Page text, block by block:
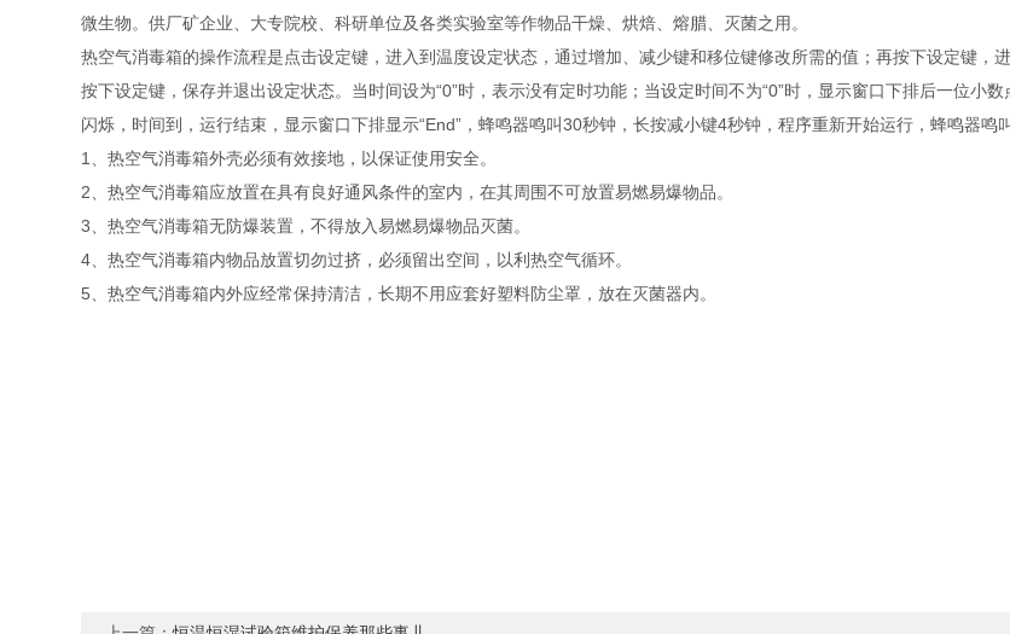
微生物。供厂矿企业、大专院校、科研单位及各类实验室等作物品干燥、烘焙、熔腊、灭菌之用。
热空气消毒箱的操作流程是点击设定键，进入到温度设定状态，通过增加、减少键和移位键修改所需的值；再按下设定键，
按下设定键，保存并退出设定状态。当时间设为“0”时，表示没有定时功能；当设定时间不为“0”时，显示窗口下排后一位小
闪烁，时间到，运行结束，显示窗口下排显示“End”，蜂鸣器鸣叫30秒钟，长按减小键4秒钟，程序重新开始运行，蜂鸣器鸣
1、热空气消毒箱外壳必须有效接地，以保证使用安全。
2、热空气消毒箱应放置在具有良好通风条件的室内，在其周围不可放置易燃易爆物品。
3、热空气消毒箱无防爆装置，不得放入易燃易爆物品灭菌。
4、热空气消毒箱内物品放置切勿过挤，必须留出空间，以利热空气循环。
5、热空气消毒箱内外应经常保持清洁，长期不用应套好塑料防尘罩，放在灭菌器内。